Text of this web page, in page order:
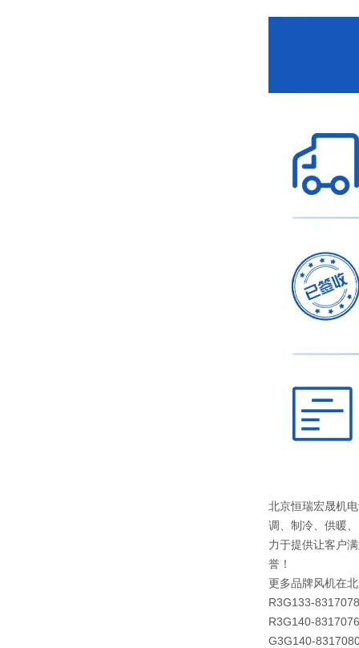
北京恒瑞宏晟机
调、制冷、供暖
力于提供让客户
誉！
更多品牌风机在
R3G133-
R3G140-
G3G140-